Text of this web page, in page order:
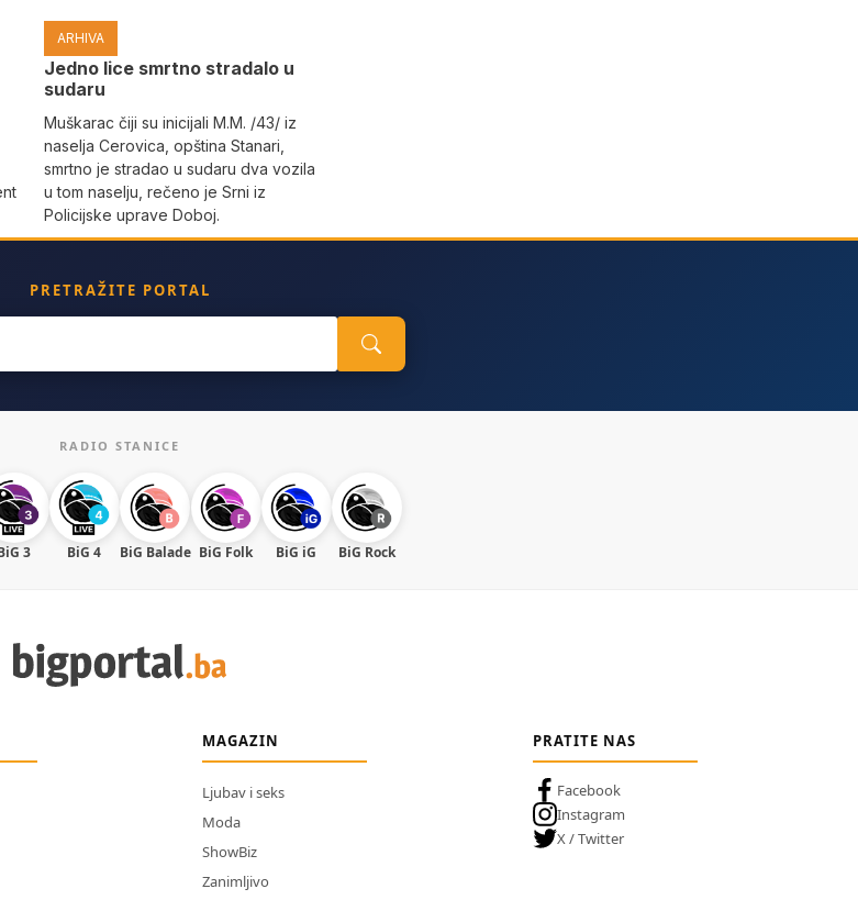
ARHIVA
Јedno lice smrtno stradalo u
sudaru
Muškarac čiji su inicijali M.M. /43/ iz
naselja Cerovica, opština Stanari,
smrtno je stradao u sudaru dva vozila
u tom naselju, rečeno je Srni iz
Policijske uprave Doboj.
PRETRAŽITE PORTAL
RADIO STANICE
3 BiG 4 BiG Balade BiG Folk BiG iG BiG Rock
MAGAZIN
Ljubav i seks
Moda
ShowBiz
Zanimljivo
PRATITE NAS
Facebook
Instagram
X / Twitter